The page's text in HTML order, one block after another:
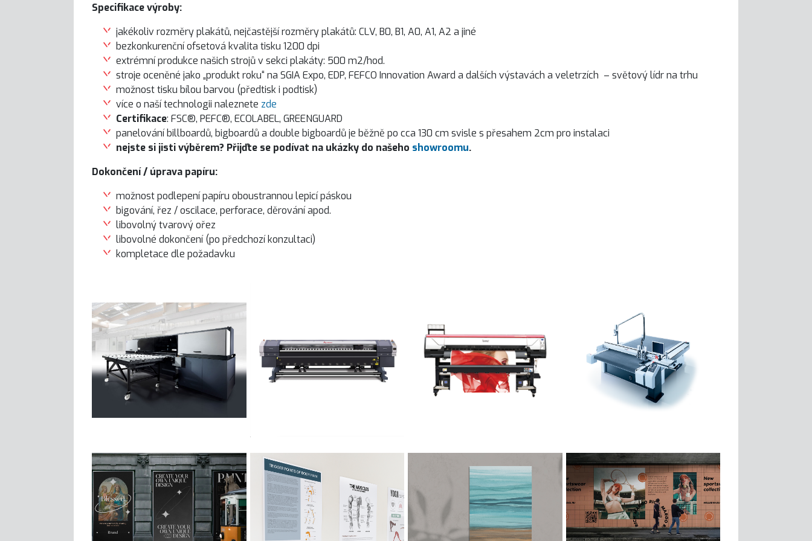
Specifikace výroby:
jakékoliv rozměry plakátů, nejčastější rozměry plakátů: CLV, B0, B1, A0, A1, A2 a jiné
bezkonkurenční ofsetová kvalita tisku 1200 dpi
extrémní produkce našich strojů v sekci plakáty: 500 m2/hod.
stroje oceněné jako „produkt roku“ na SGIA Expo, EDP, FEFCO Innovation Award a dalších výstavách a veletrzích – světový lídr na trhu
možnost tisku bílou barvou (předtisk i podtisk)
více o naší technologii naleznete zde
Certifikace: FSC®, PEFC®, ECOLABEL, GREENGUARD
panelování billboardů, bigboardů a double bigboardů je běžně po cca 130 cm svisle s přesahem 2cm pro instalaci
nejste si jisti výběrem? Přijďte se podívat na ukázky do našeho showroomu.
Dokončení / úprava papíru:
možnost podlepení papíru oboustrannou lepicí páskou
bigování, řez / oscilace, perforace, děrování apod.
libovolný tvarový ořez
libovolné dokončení (po předchozí konzultaci)
kompletace dle požadavku